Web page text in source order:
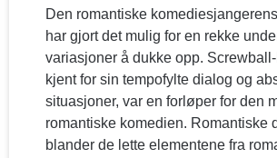
Den romantiske
har gjort det mulig for en rekke
variasjoner å dukke opp.
kjent for sin tempofylte dialog og
situasjoner, var en forløper for den
romantiske komedien. Romantiske
blander de lette elementene fra